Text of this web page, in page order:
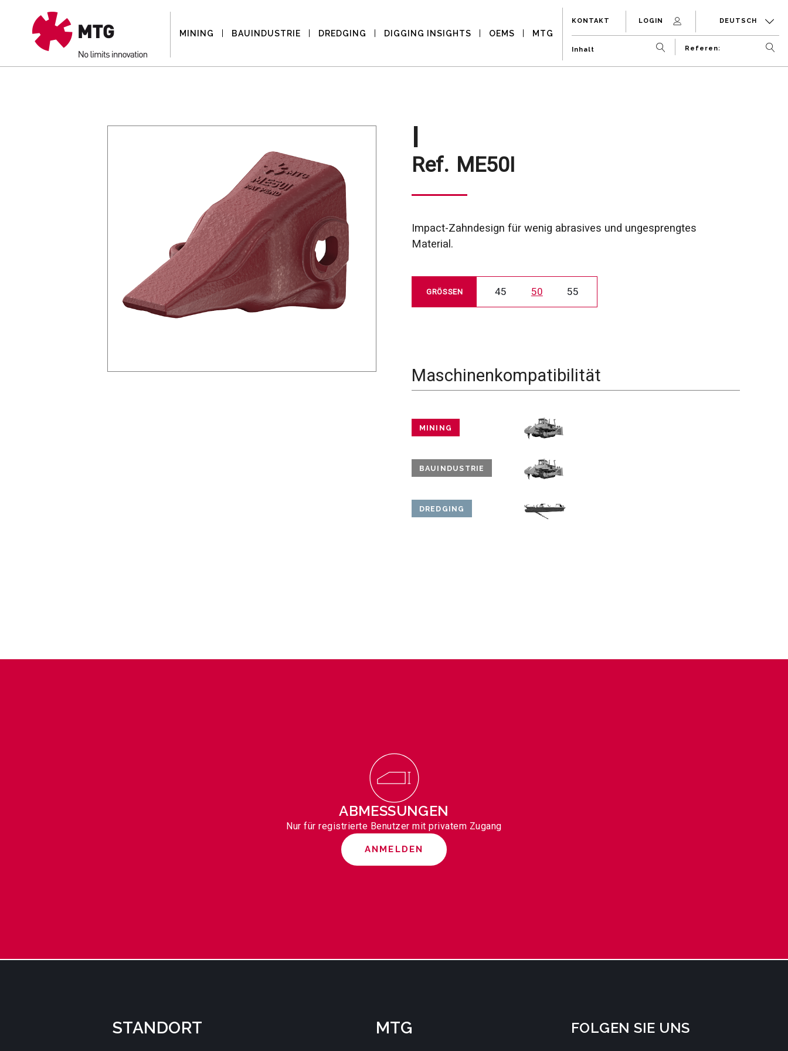
MINING BAUINDUSTRIE DREDGING DIGGING INSIGHTS OEMS MTG
KONTAKT LOGIN DEUTSCH
Ref. ME50I
Impact-Zahndesign für wenig abrasives und ungesprengtes
Material.
GRÖSSEN 45 50 55
Maschinenkompatibilität
MINING
BAUINDUSTRIE
DREDGING
ABMESSUNGEN
Nur für registrierte Benutzer mit privatem Zugang
ANMELDEN
STANDORT MTG FOLGEN SIE UNS